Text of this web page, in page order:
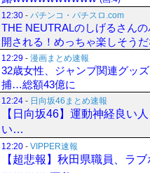
12:30 - パチンコ・パチスロ.com
THE NEUTRALのしげるさん
開される！めっちゃ楽しそうだ
12:29 - 漫画まとめ速報
32歳女性、ジャンプ関連グッ
捕…総額43億に
12:24 - 日向坂46まとめ速報
【日向坂46】運動神経良い
い…
12:20 - VIPPER速報
【超悲報】秋田県職員、ラ